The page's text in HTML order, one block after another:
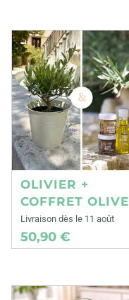
OLIVIER +
COFFRET OLIVE
Livraison dès le 11 août
50,90 €